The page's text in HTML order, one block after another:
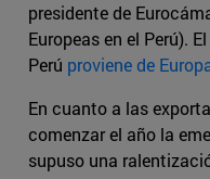
presidente de
Europeas en el Perú).
Perú proviene de
En cuanto a las
comenzar el año la
supuso una